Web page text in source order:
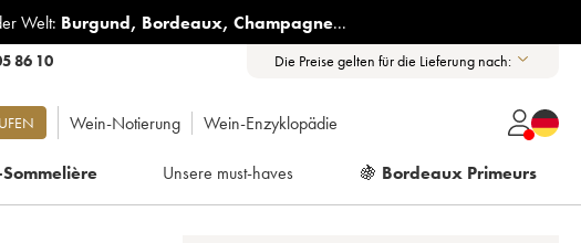
Welt: Burgund, Bordeaux, Champagne...
86 10 Die Preise gelten für die Lieferung nach:
Wein-Notierung Wein-Enzyklopädie
Unsere must-haves 🍇 Bordeaux Primeurs